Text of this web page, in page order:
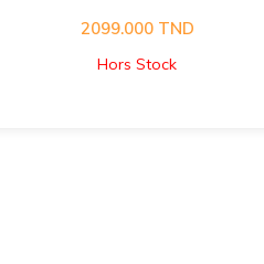
2099.000TND
Hors Stock